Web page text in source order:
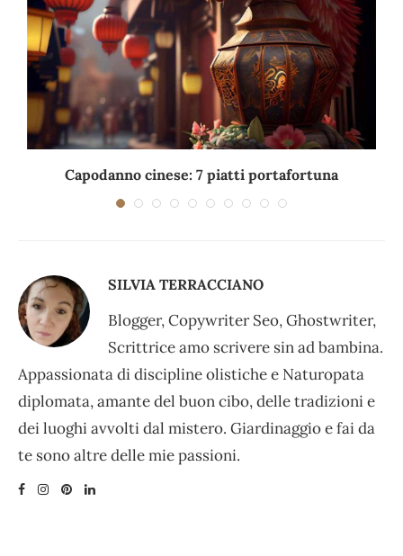
Capodanno cinese: 7 piatti portafortuna
SILVIA TERRACCIANO
Blogger, Copywriter Seo, Ghostwriter,
Scrittrice amo scrivere sin ad bambina.
Appassionata di discipline olistiche e Naturopata
diplomata, amante del buon cibo, delle tradizioni e
dei luoghi avvolti dal mistero. Giardinaggio e fai da
te sono altre delle mie passioni.